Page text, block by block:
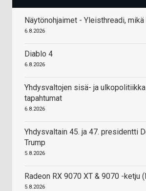
Näytönohjaimet - Yleisthreadi,
6.8.2026
Diablo 4
6.8.2026
Yhdysvaltojen sisä- ja
tapahtumat
6.8.2026
Yhdysvaltain 45. ja 47. presidentti
Trump
5.8.2026
Radeon RX 9070 XT & 9070 -ketju
5.8.2026